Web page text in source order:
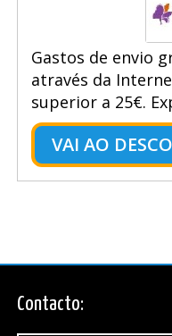
Gastos de envio
através da
superior a 25€.
VAI AO
Contacto: